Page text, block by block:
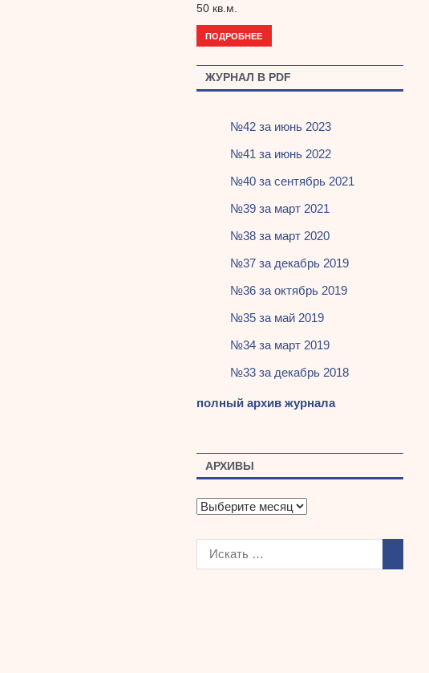
50 кв.м.
ПОДРОБНЕЕ
ЖУРНАЛ В PDF
№42 за июнь 2023
№41 за июнь 2022
№40 за сентябрь 2021
№39 за март 2021
№38 за март 2020
№37 за декабрь 2019
№36 за октябрь 2019
№35 за май 2019
№34 за март 2019
№33 за декабрь 2018
полный архив журнала
АРХИВЫ
А
х
в